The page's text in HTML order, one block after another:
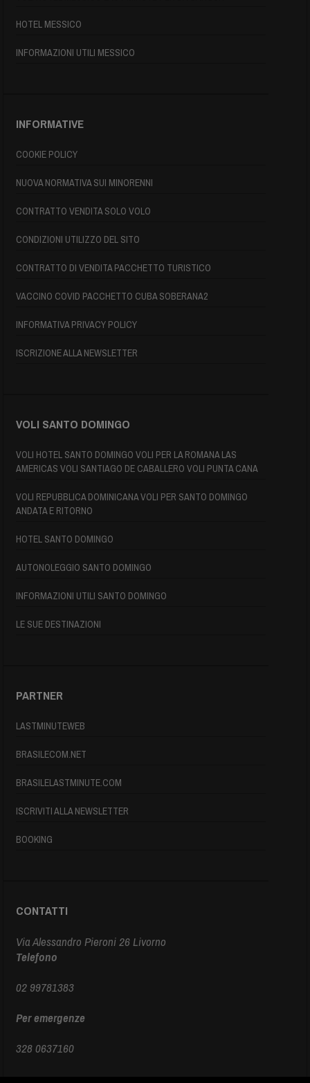
HOTEL MESSICO
INFORMAZIONI UTILI MESSICO
INFORMATIVE
COOKIE POLICY
NUOVA NORMATIVA SUI MINORENNI
CONTRATTO VENDITA SOLO VOLO
CONDIZIONI UTILIZZO DEL SITO
CONTRATTO DI VENDITA PACCHETTO TURISTICO
VACCINO COVID PACCHETTO CUBA SOBERANA2
INFORMATIVA PRIVACY POLICY
ISCRIZIONE ALLA NEWSLETTER
VOLI SANTO DOMINGO
VOLI HOTEL SANTO DOMINGO VOLI PER LA ROMANA LAS
AMERICAS VOLI SANTIAGO DE CABALLERO VOLI PUNTA CANA
VOLI REPUBBLICA DOMINICANA VOLI PER SANTO DOMINGO
ANDATA E RITORNO
HOTEL SANTO DOMINGO
AUTONOLEGGIO SANTO DOMINGO
INFORMAZIONI UTILI SANTO DOMINGO
LE SUE DESTINAZIONI
PARTNER
LASTMINUTEWEB
BRASILECOM.NET
BRASILELASTMINUTE.COM
ISCRIVITI ALLA NEWSLETTER
BOOKING
CONTATTI
Via Alessandro Pieroni 26 Livorno
Telefono
02 99781383
Per emergenze
328 0637160